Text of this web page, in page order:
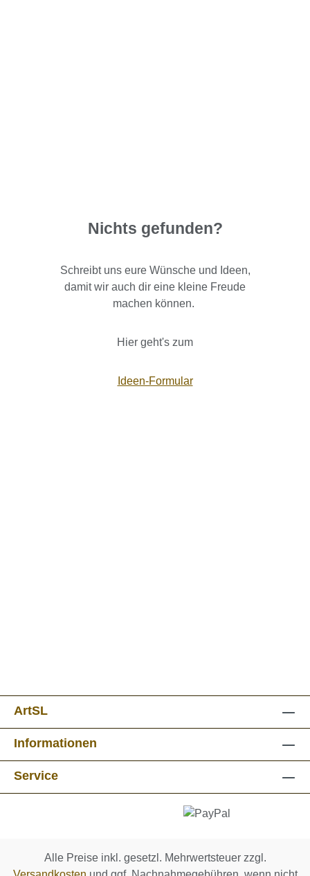
Nichts gefunden?
Schreibt uns eure Wünsche und Ideen,
damit wir auch dir eine kleine Freude
machen können.
Hier geht's zum
Ideen-Formular
ArtSL
Informationen
Service
Alle Preise inkl. gesetzl. Mehrwertsteuer zzgl.